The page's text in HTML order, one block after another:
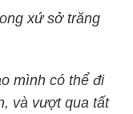
xứ sở trăng
mình có thể đi
và vượt qua tất